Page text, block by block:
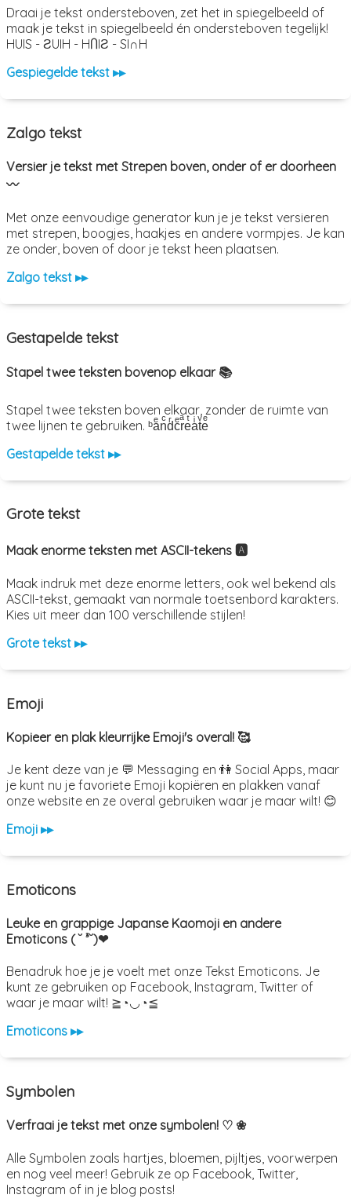
Draai je tekst ondersteboven, zet het in spiegelbeeld of
maak je tekst in spiegelbeeld én ondersteboven tegelijk!
HUIS - ƧUIH - HႶIƧ - SI∩H
Gespiegelde tekst ▸▸
Zalgo tekst
Versier je tekst met Strepen boven, onder of er doorheen
〰️
Met onze eenvoudige generator kun je je tekst versieren
met strepen, boogjes, haakjes en andere vormpjes. Je kan
ze onder, boven of door je tekst heen plaatsen.
Zalgo tekst ▸▸
Gestapelde tekst
Stapel twee teksten bovenop elkaar 📚
Stapel twee teksten boven elkaar, zonder de ruimte van
twee lijnen te gebruiken. ᵇaͤnͨdͬcͤrͣeͭaͥtͮeͤ
Gestapelde tekst ▸▸
Grote tekst
Maak enorme teksten met ASCII-tekens 🅰️
Maak indruk met deze enorme letters, ook wel bekend als
ASCII-tekst, gemaakt van normale toetsenbord karakters.
Kies uit meer dan 100 verschillende stijlen!
Grote tekst ▸▸
Emoji
Kopieer en plak kleurrijke Emoji's overal! 🥰
Je kent deze van je 💬 Messaging en 👫 Social Apps, maar
je kunt nu je favoriete Emoji kopiëren en plakken vanaf
onze website en ze overal gebruiken waar je maar wilt! 😊
Emoji ▸▸
Emoticons
Leuke en grappige Japanse Kaomoji en andere
Emoticons ( ˘ ³˘)❤
Benadruk hoe je je voelt met onze Tekst Emoticons. Je
kunt ze gebruiken op Facebook, Instagram, Twitter of
waar je maar wilt! ≧◔◡◔≦
Emoticons ▸▸
Symbolen
Verfraai je tekst met onze symbolen! ♡ ❀
Alle Symbolen zoals hartjes, bloemen, pijltjes, voorwerpen
en nog veel meer! Gebruik ze op Facebook, Twitter,
Instagram of in je blog posts!